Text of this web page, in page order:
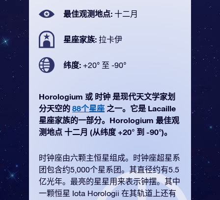
最佳观测地点: 十二月
星座家族: 拉卡伊
纬度: +20° 至 -90°
Horologium 或 时钟 是现代天文学家划
分天空的 88个星座 之一。它是 Lacaille
星座家族的一部分。Horologium 最佳观
测地点 十二月 (从纬度 +20° 到 -90°)。
时钟座由六颗主恒星组成。时钟座超星系
团包含约5,000个星系团。其直径约有5.5
亿光年。最亮的星星用来表示钟摆。其中
一颗恒星 Iota Horologii 在其轨道上还有